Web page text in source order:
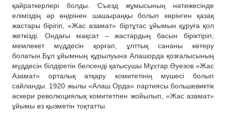
қайраткерлері болды. Съезд жұмысының нәтижесінде
еліміздің әр өңірінен шашыраңқы болып көрінген қазақ
жастары бірігіп, «Жас азамат» біртұтас ұйымын құруға қол
жеткізді. Ондағы мақсат – жастардың басын біріктіріп,
мемлекет мүддесін қорғап, ұлттық сананы көтеру
болатын.Бұл ұйымның құрылуына Алашорда қозғалысының
мүддесін білдіретін белсенді қатысушы Мұхтар Әуезов «Жас
Азамат» орталық атқару комитетінің мүшесі болып
сайланды. 1920 жылы «Алаш Орда» партиясы большевиктік
әскери революциялық комитетпен жойылып, «Жас азамат»
ұйымы өз қызметін тоқтатты.